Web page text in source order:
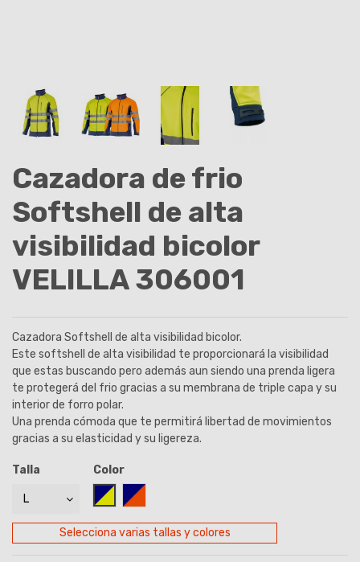
Cazadora de frio
Softshell de alta
visibilidad bicolor
VELILLA 306001
Cazadora Softshell de alta visibilidad bicolor.
Este softshell de alta visibilidad te proporcionará la visibilidad
que estas buscando pero además aun siendo una prenda ligera
te protegerá del frio gracias a su membrana de triple capa y su
interior de forro polar.
Una prenda cómoda que te permitirá libertad de movimientos
gracias a su elasticidad y su ligereza.
Talla
Color
AZUL MARINO/AMARILLO
AZUL MARINO/NARANJA
Selecciona varias tallas y colores